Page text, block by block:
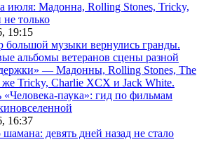
июля: Мадонна, Rolling Stones, Tricky,
только
19:15
музыки вернулись гранды.
альбомы ветеранов сцены разной
— Мадонны, Rolling Stones, The
же Tricky, Charlie XCX и Jack White.
«Человека-паука»: гид по фильмам
16:37
шамана: девять дней назад не стало